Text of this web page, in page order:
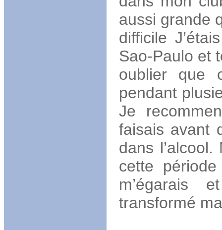
aussi grande
difficile
Sao-Paulo et
oublier que
pendant
Je
faisais avant
dans
cette
m’égarais
transformé